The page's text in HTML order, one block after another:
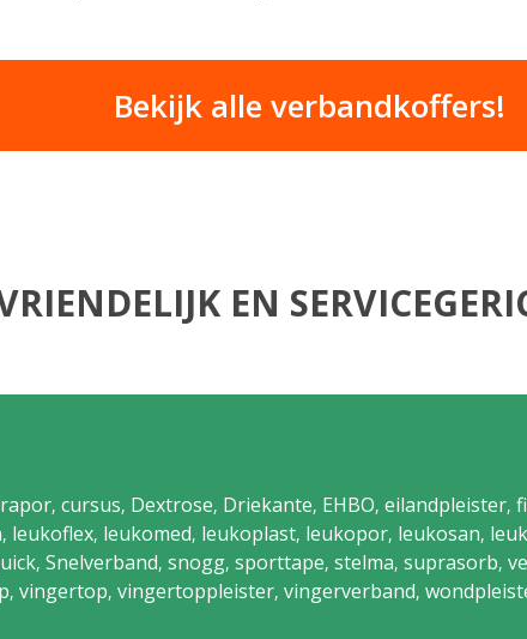
Bekijk alle verbandkoffers!
EN
, cursus, Dextrose, Driekante, EHBO, eilandpleister,
, leukoflex, leukomed, leukoplast, leukopor, leukosan,
, Snelverband, snogg, sporttape, stelma, suprasorb,
, vingertop, vingertoppleister, vingerverband,